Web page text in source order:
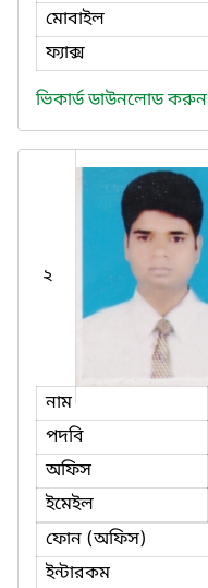
মোবাইল
ফ্যাক্স
ভিকার্ড ডাউনলোড করুন
২
নাম
পদবি
অফিস
ইমেইল
ফোন (অফিস)
ইন্টারকম